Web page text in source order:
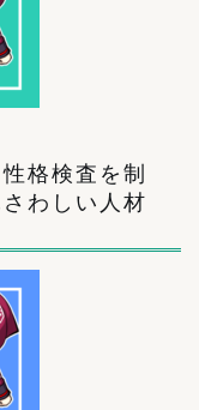
格検査を制
わしい人材